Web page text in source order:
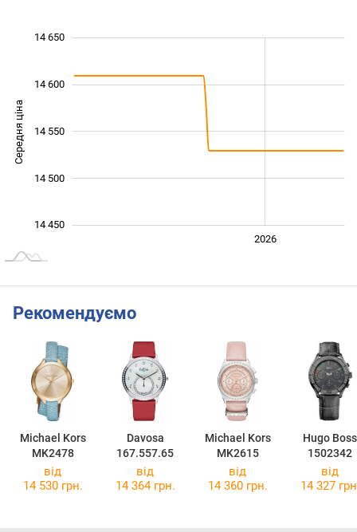
Середня ціна 14 480
14 500
14 650
14 600
14 550
14 450
2026
Рекомендуємо
Michael Kors
MK2478
Davosa
167.557.65
Michael Kors
MK2615
Hugo Boss
1502342
від
14 530 грн.
від
14 364 грн.
від
14 360 грн.
від
14 327